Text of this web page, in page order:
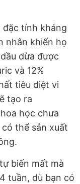
đặc tính kháng
nhân khiến họ
dừa được
và 12%
tiêu diệt vi
tạo ra
học chưa
thể sản xuất
biến mất mà
tuần, dù bạn có